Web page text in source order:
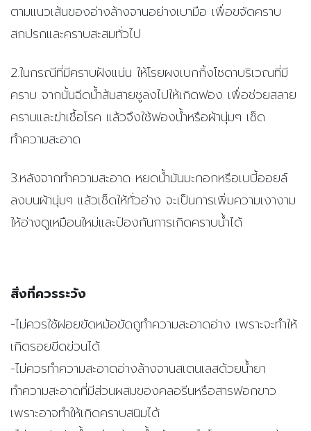
ตามแนวเส้นของอ่างล้างจานอย่างเบามือ เพื่อขจัดคราบ
สกปรกและคราบสะสมทั่วไป
2.ในกรณีที่มีคราบฝังแน่น ให้โรยผงเบกกิ้งโซดาบริเวณที่มี
คราบ จากนั้นฉีดน้ำส้มสายชูลงไปให้เกิดฟอง เพื่อช่วยสลาย
คราบและฆ่าเชื้อโรค แล้วจึงใช้ฟองน้ำหรือผ้านุ่มๆ เช็ด
ทำความสะอาด
3.หลังจากทำความสะอาด หยดน้ำมันมะกอกหรือเบบี้ออยล์
ลงบนผ้านุ่มๆ แล้วเช็ดให้ทั่วอ่าง จะเป็นการเพิ่มความเงางาม
ให้อ่างดูเหมือนใหม่และป้องกันการเกิดคราบน้ำได้
สิ่งที่ควรระวัง
-ไม่ควรใช้ฝอยขัดหม้อขัดถูทำความสะอาดอ่าง เพราะจะทำให้
เกิดรอยขีดข่วนได้
-ไม่ควรทำความสะอาดอ่างล้างจานสเตนเลสด้วยน้ำยา
ทำความสะอาดที่มีส่วนผสมของคลอรีนหรือสารฟอกขาว
เพราะอาจทำให้เกิดคราบสนิมได้